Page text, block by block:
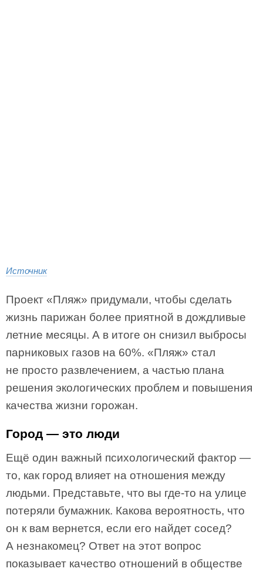
Источник
Проект «Пляж» придумали, чтобы сделать
жизнь парижан более приятной в дождливые
летние месяцы. А в итоге он снизил выбросы
парниковых газов на 60%. «Пляж» стал
не просто развлечением, а частью плана
решения экологических проблем и повышения
качества жизни горожан.
Город — это люди
Ещё один важный психологический фактор —
то, как город влияет на отношения между
людьми. Представьте, что вы где-то на улице
потеряли бумажник. Какова вероятность, что
он к вам вернется, если его найдет сосед?
А незнакомец? Ответ на этот вопрос
показывает качество отношений в обществе